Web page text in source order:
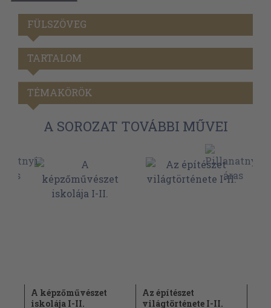
FÜLSZÖVEG
TARTALOM
TÉMAKÖRÖK
A SOROZAT TOVÁBBI MŰVEI
A képzőművészet
iskolája I-II.
Az építészet
világtörténete I-II.